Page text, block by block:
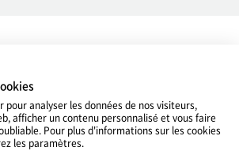
de performance
4.5
3.5
pour analyser les données de nos visiteurs,
afficher un contenu personnalisé et vous faire
Pour plus d'informations sur les cookies
les paramètres.